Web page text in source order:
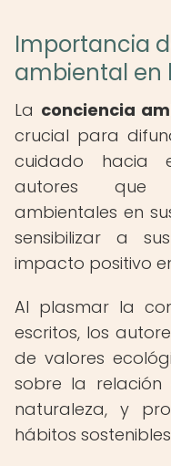
Importancia
ambiental en
La conciencia
crucial para
cuidado hacia
autores que
ambientales en
sensibilizar a
impacto positivo
Al plasmar la
escritos, los
de valores
sobre la
naturaleza, y
hábitos